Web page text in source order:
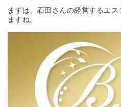
まずは、石田さんの経営するエ
ますね。